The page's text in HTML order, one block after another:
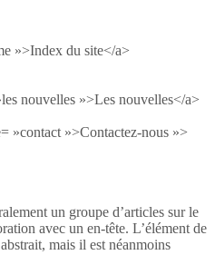
»>Index du site</a>
nouvelles »>Les nouvelles</a>
»contact »>Contactez-nous »>
un groupe d’articles sur le
avec un en-tête. L’élément de
mais il est néanmoins